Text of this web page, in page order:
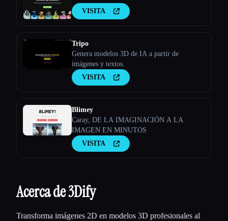
VISITA
Tripo
Genera modelos 3D de IA a partir de
imágenes y textos.
VISITA
Blimey
Caray, DE LA IMAGINACIÓN A LA
IMAGEN EN MINUTOS
VISITA
Acerca de 3Dify
Transforma imágenes 2D en modelos 3D profesionales al